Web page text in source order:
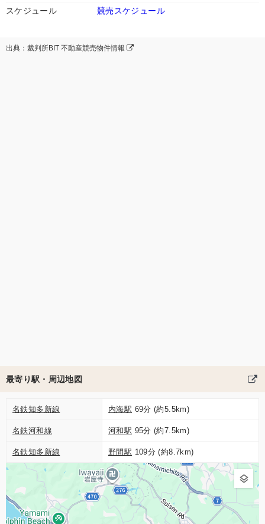
スケジュール
競売スケジュール
出典：裁判所BIT 不動産競売物件情報
最寄り駅・周辺地図
名鉄知多新線 内海駅 69分 (約5.5km)
名鉄河和線 河和駅 95分 (約7.5km)
名鉄知多新線 野間駅 109分 (約8.7km)